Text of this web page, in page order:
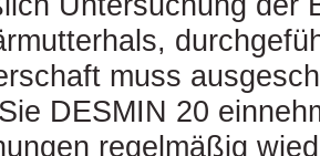
muss
DESMIN 20
regelmäßig